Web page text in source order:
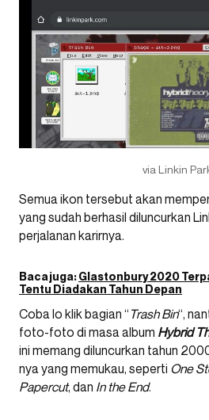
via Linkin
Semua ikon tersebut akan
yang sudah berhasil diluncurkan
perjalanan karirnya.
Baca juga:Glastonbury 2020
Tentu Diadakan Tahun Depan
Coba lo klik bagian “ Trash Bin“,
foto-foto di masa album Hybrid
ini memang diluncurkan tahun
nya yang memukau, seperti One
Papercut, dan In the End.